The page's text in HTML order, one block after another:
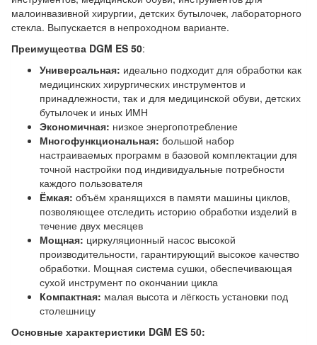
малоинвазивной хирургии, детских бутылочек, лабораторного
стекла. Выпускается в непроходном варианте.
Преимущества DGM ES 50:
Универсальная: идеально подходит для обработки как
медицинских хирургических инструментов и
принадлежности, так и для медицинской обуви, детских
бутылочек и иных ИМН
Экономичная: низкое энергопотребление
Многофункциональная: большой набор
настраиваемых программ в базовой комплектации для
точной настройки под индивидуальные потребности
каждого пользователя
Ёмкая: объём хранящихся в памяти машины циклов,
позволяющее отследить историю обработки изделий в
течение двух месяцев
Мощная: циркуляционный насос высокой
производительности, гарантирующий высокое качество
обработки. Мощная система сушки, обеспечивающая
сухой инструмент по окончании цикла
Компактная: малая высота и лёгкость установки под
столешницу
Основные характеристики DGM ES 50: